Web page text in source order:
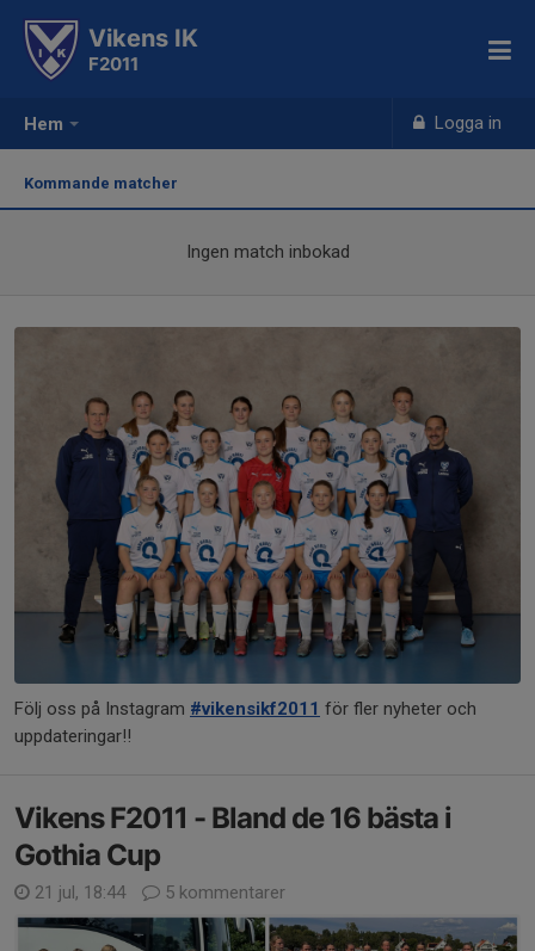
Hem Logga in
Vikens IK
F2011
Kommande matcher
Ingen match inbokad
Följ oss på Instagram #vikensikf2011 för fler nyheter och
uppdateringar!!
Vikens F2011 - Bland de 16 bästa i
Gothia Cup
21 jul, 18:44 5 kommentarer